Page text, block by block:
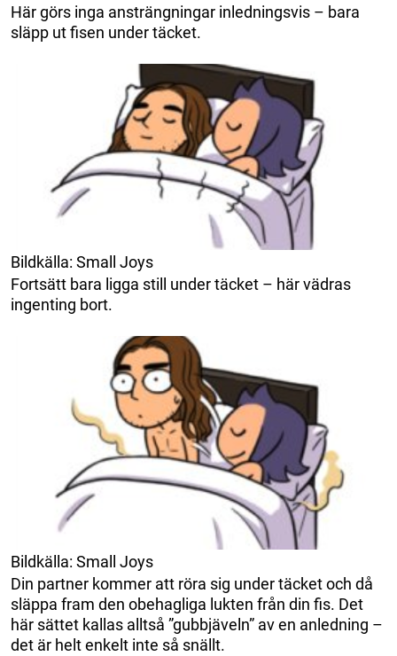
Här görs inga ansträngningar inledningsvis – bara
släpp ut fisen under täcket.
Bildkälla: Small Joys
Fortsätt bara ligga still under täcket – här vädras
ingenting bort.
Bildkälla: Small Joys
Din partner kommer att röra sig under täcket och då
släppa fram den obehagliga lukten från din fis. Det
här sättet kallas alltså ”gubbjäveln” av en anledning –
det är helt enkelt inte så snällt.